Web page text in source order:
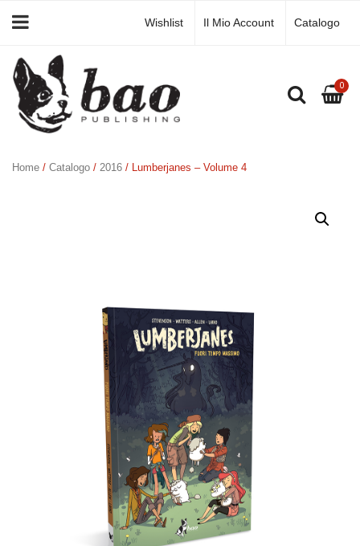
Wishlist Il Mio Account Catalogo
0
Home / Catalogo / 2016 / Lumberjanes – Volume 4